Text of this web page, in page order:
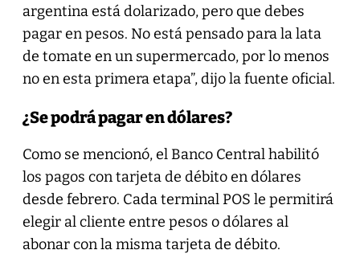
argentina está dolarizado, pero que debes
pagar en pesos. No está pensado para la lata
de tomate en un supermercado, por lo menos
no en esta primera etapa”, dijo la fuente oficial.
¿Se podrá pagar en dólares?
Como se mencionó, el Banco Central habilitó
los pagos con tarjeta de débito en dólares
desde febrero. Cada terminal POS le permitirá
elegir al cliente entre pesos o dólares al
abonar con la misma tarjeta de débito.